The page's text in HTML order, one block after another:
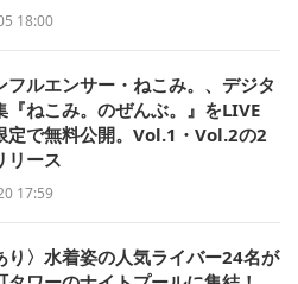
18:00
フルエンサー・ねこみ。、デジタ
『ねこみ。のぜんぶ。』をLIVE
定で無料公開。Vol.1・Vol.2の2
リース
17:59
り〉水着姿の人気ライバー24名が